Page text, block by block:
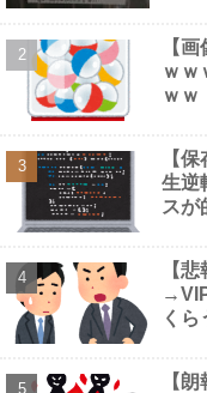
キズナアイさんの活動
【悲報】研究者さん「
る若者と同じ傾向がある
Powered by livedoor
【
ｗｗ
ｗｗ
【
生逆
スが
【
くら
【